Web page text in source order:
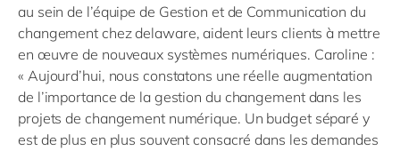
au sein de l’équipe de Gestion et de Communication du
changement chez delaware, aident leurs clients à mettre
en œuvre de nouveaux systèmes numériques. Caroline :
« Aujourd’hui, nous constatons une réelle augmentation
de l’importance de la gestion du changement dans les
projets de changement numérique. Un budget séparé y
est de plus en plus souvent consacré dans les demandes